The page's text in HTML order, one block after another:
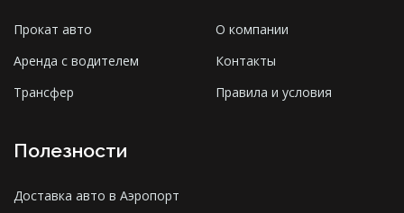
Прокат авто
Аренда с водителем
Трансфер
О компании
Контакты
Правила и условия
Полезности
Доставка авто в Аэропорт